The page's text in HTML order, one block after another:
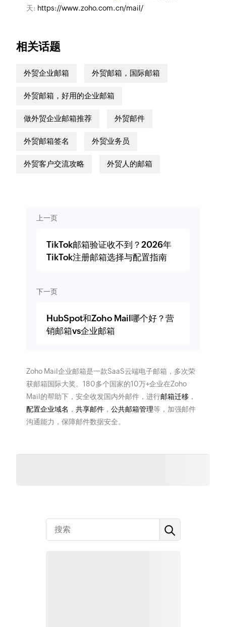
天: https://www.zoho.com.cn/mail/
相关话题
外贸企业邮箱 外贸邮箱，国际邮箱
外贸邮箱，好用的企业邮箱
做外贸企业邮箱推荐 外贸邮件
外贸邮箱签名 外贸业务员
外贸客户交流攻略 外贸人的邮箱
上一页
TikTok邮箱验证收不到？2026年
TikTok注册邮箱选择与配置指南
下一页
HubSpot和Zoho Mail哪个好？营
销邮箱vs企业邮箱
Zoho Mail企业邮箱是一款SaaS云端电子邮箱，多次荣
获邮箱国际大奖。180多个国家的10万+企业在Zoho
Mail的帮助下，安全收发国内外邮件，进行邮箱迁移 ，
配置企业域名 ， 共享邮件， 公共邮箱管理等，加强邮件
沟通能力，保障邮件数据安全。